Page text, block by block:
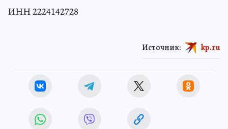
ИНН 2224142728
Источник: kp.ru